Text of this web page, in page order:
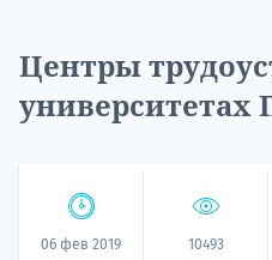
Центры
06 фев 2019 10493